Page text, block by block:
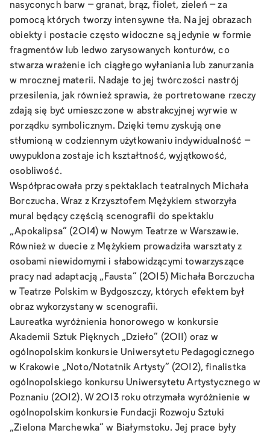
nasyconych barw – granat, brąz, fiolet, zieleń – za
pomocą których tworzy intensywne tła. Na jej obrazach
obiekty i postacie często widoczne są jedynie w formie
fragmentów lub ledwo zarysowanych konturów, co
stwarza wrażenie ich ciągłego wyłaniania lub zanurzania
w mrocznej materii. Nadaje to jej twórczości nastrój
przesilenia, jak również sprawia, że portretowane rzeczy
zdają się być umieszczone w abstrakcyjnej wyrwie w
porządku symbolicznym. Dzięki temu zyskują one
stłumioną w codziennym użytkowaniu indywidualność –
uwypuklona zostaje ich kształtność, wyjątkowość,
osobliwość.
Współpracowała przy spektaklach teatralnych Michała
Borczucha. Wraz z Krzysztofem Mężykiem stworzyła
mural będący częścią scenografii do spektaklu
„Apokalipsa” (2014) w Nowym Teatrze w Warszawie.
Również w duecie z Mężykiem prowadziła warsztaty z
osobami niewidomymi i słabowidzącymi towarzyszące
pracy nad adaptacją „Fausta” (2015) Michała Borczucha
w Teatrze Polskim w Bydgoszczy, których efektem był
obraz wykorzystany w scenografii.
Laureatka wyróżnienia honorowego w konkursie
Akademii Sztuk Pięknych „Dzieło” (2011) oraz w
ogólnopolskim konkursie Uniwersytetu Pedagogicznego
w Krakowie „Noto/Notatnik Artysty” (2012), finalistka
ogólnopolskiego konkursu Uniwersytetu Artystycznego w
Poznaniu (2012). W 2013 roku otrzymała wyróżnienie w
ogólnopolskim konkursie Fundacji Rozwoju Sztuki
„Zielona Marchewka” w Białymstoku. Jej prace były